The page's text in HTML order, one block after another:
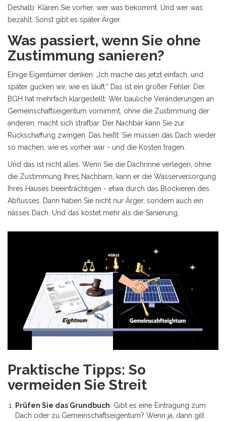
Deshalb: Klären Sie vorher, wer was bekommt. Und wer was
bezahlt. Sonst gibt es später Ärger.
Was passiert, wenn Sie ohne
Zustimmung sanieren?
Einige Eigentümer denken: „Ich mache das jetzt einfach, und
später gucken wir, wie es läuft.“ Das ist ein großer Fehler. Der
BGH hat mehrfach klargestellt: Wer bauliche Veränderungen an
Gemeinschaftseigentum vornimmt, ohne die Zustimmung der
anderen, macht sich strafbar. Der Nachbar kann Sie zur
Rückschaffung zwingen. Das heißt: Sie müssen das Dach wieder
so machen, wie es vorher war - und die Kosten tragen.
Und das ist nicht alles. Wenn Sie die Dachrinne verlegen, ohne
die Zustimmung Ihres Nachbarn, kann er die Wasserversorgung
Ihres Hauses beeinträchtigen - etwa durch das Blockieren des
Abflusses. Dann haben Sie nicht nur Ärger, sondern auch ein
nasses Dach. Und das kostet mehr als die Sanierung.
Praktische Tipps: So
vermeiden Sie Streit
Prüfen Sie das Grundbuch: Gibt es eine Eintragung zum
Dach oder zu Gemeinschaftseigentum? Wenn ja, dann gilt